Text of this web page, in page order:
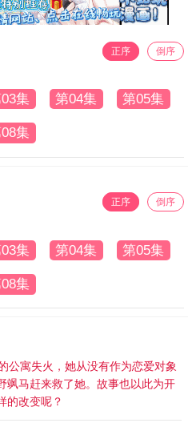
正序 倒序
集 第04集 第05集
集
正序 倒序
集 第04集 第05集
集
寓失火，她从没有作为恋爱对象
飒马赶来救了她。故事也以此为开
的改变呢？